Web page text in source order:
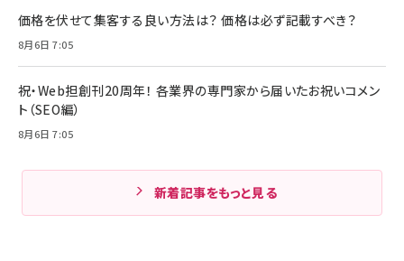
価格を伏せて集客する良い方法は？ 価格は必ず記載すべき？
8月6日 7:05
祝・Web担創刊20周年！ 各業界の専門家から届いたお祝いコメン
ト（SEO編）
8月6日 7:05
新着記事をもっと見る